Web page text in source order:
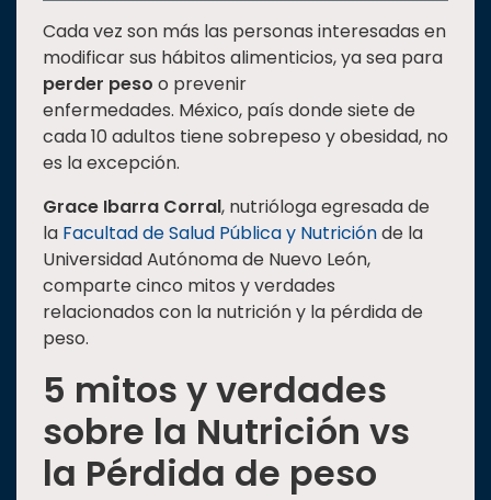
TEMAS
Oferta
educativa
Estudiantes
Investigación
Internacionalización
Responsabilidad
social
Historia
Universiada
Nacional
Cada vez son más las personas interesadas en
modificar sus hábitos alimenticios, ya sea para
perder peso o prevenir
enfermedades. México, país donde siete de
cada 10 adultos tiene sobrepeso y obesidad, no
es la excepción.
Grace Ibarra Corral, nutrióloga egresada de
la Facultad de Salud Pública y Nutriciónde la
Universidad Autónoma de Nuevo León,
comparte cinco mitos y verdades
relacionados con la nutrición y la pérdida de
peso.
5 mitos y verdades
sobre la Nutrición vs
la Pérdida de peso